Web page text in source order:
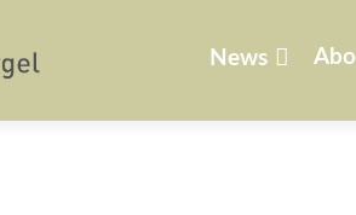
springen
News Abo